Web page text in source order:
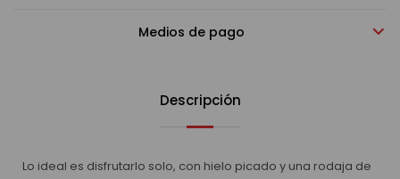
Medios de pago
Descripción
Lo ideal es disfrutarlo solo, con hielo picado y una rodaja de